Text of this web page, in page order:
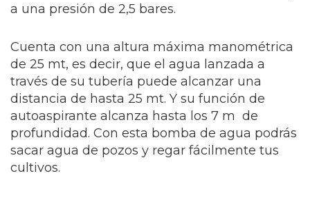
a una presión de 2,5 bares.
Cuenta con una altura máxima manométrica
de 25 mt, es decir, que el agua lanzada a
través de su tubería puede alcanzar una
distancia de hasta 25 mt. Y su función de
autoaspirante alcanza hasta los 7 m de
profundidad. Con esta bomba de agua podrás
sacar agua de pozos y regar fácilmente tus
cultivos.